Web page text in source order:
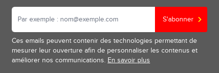
S'abonner
Ces emails peuvent contenir des technologies permettant de
mesurer leur ouverture afin de personnaliser les contenus et
améliorer nos communications. En savoir plus